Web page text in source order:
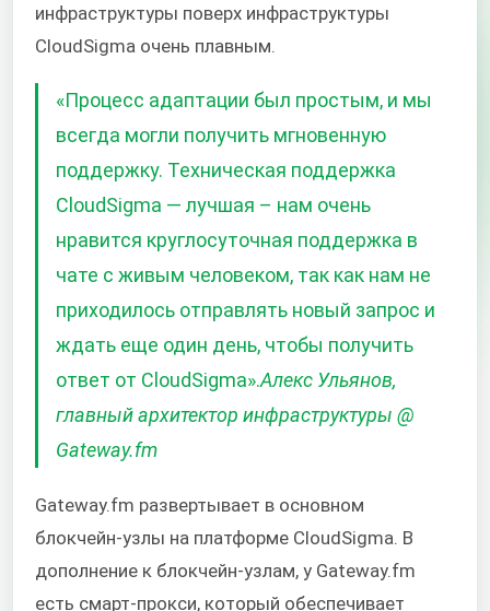
инфраструктуры поверх инфраструктуры
CloudSigma очень плавным.
«Процесс адаптации был простым, и мы
всегда могли получить мгновенную
поддержку. Техническая поддержка
CloudSigma — лучшая – нам очень
нравится круглосуточная поддержка в
чате с живым человеком, так как нам не
приходилось отправлять новый запрос и
ждать еще один день, чтобы получить
ответ от CloudSigma».Алекс Ульянов,
главный архитектор инфраструктуры @
Gateway.fm
Gateway.fm развертывает в основном
блокчейн-узлы на платформе CloudSigma. В
дополнение к блокчейн-узлам, у Gateway.fm
есть смарт-прокси, который обеспечивает